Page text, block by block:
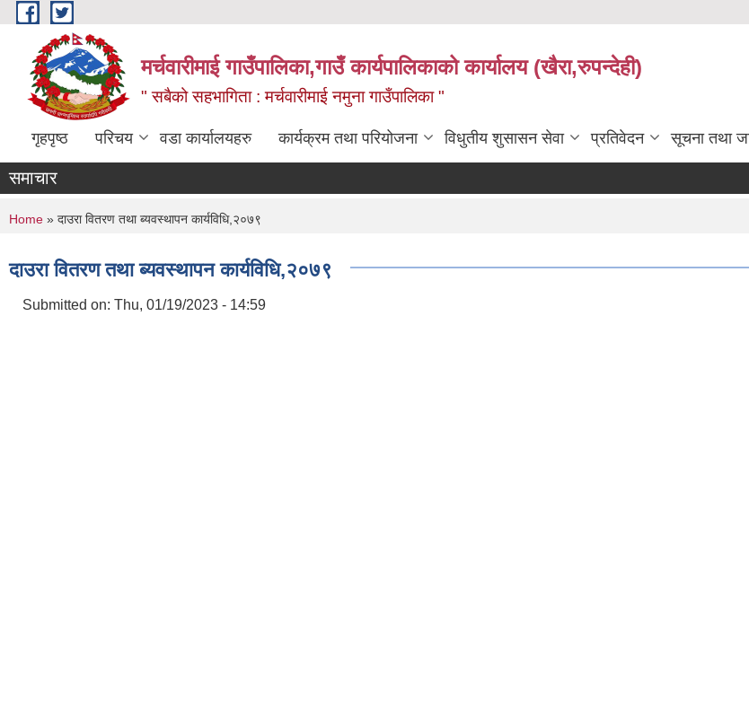
Skip to main content
मर्चवारीमाई गाउँपालिका,गाउँ कार्यपालिकाको कार्यालय (खैरा,रुपन्देही)
" सबैको सहभागिता : मर्चवारीमाई नमुना गाउँपालिका "
गृहपृष्ठ परिचय वडा कार्यालयहरु कार्यक्रम तथा परियोजना विधुतीय शुसासन सेवा प्रतिवेदन सूचना तथा
समाचार
You are here
Home » दाउरा वितरण तथा ब्यवस्थापन कार्यविधि,२०७९
दाउरा वितरण तथा ब्यवस्थापन कार्यविधि,२०७९
Submitted on: Thu, 01/19/2023 - 14:59